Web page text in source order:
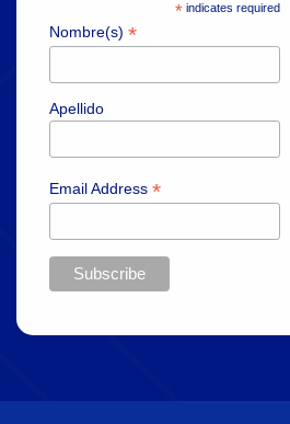
* indicates required
Nombre(s) *
Apellido
Email Address *